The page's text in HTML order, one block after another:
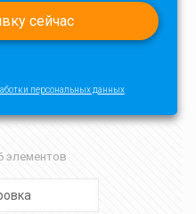
персональных данных
элементов